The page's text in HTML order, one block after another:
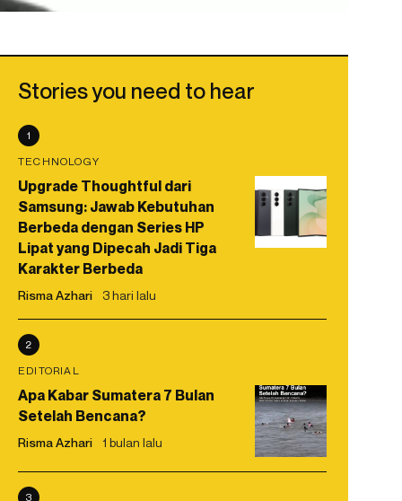
Stories you need to hear
1
TECHNOLOGY
Upgrade Thoughtful dari
Samsung: Jawab Kebutuhan
Berbeda dengan Series HP
Lipat yang Dipecah Jadi Tiga
Karakter Berbeda
Risma Azhari 3 hari lalu
2
EDITORIAL
Apa Kabar Sumatera 7 Bulan
Setelah Bencana?
Risma Azhari 1 bulan lalu
3